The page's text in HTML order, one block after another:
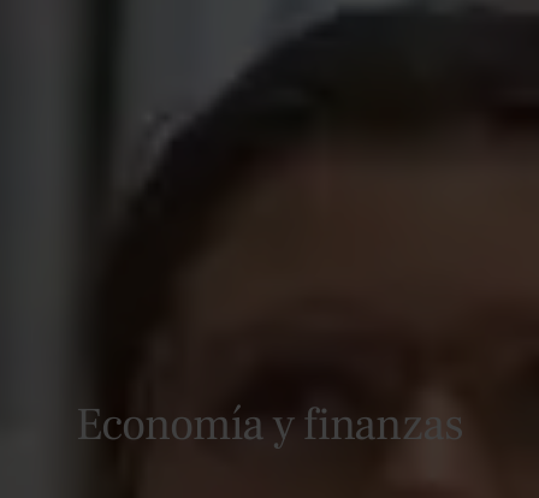
Economía y finanzas